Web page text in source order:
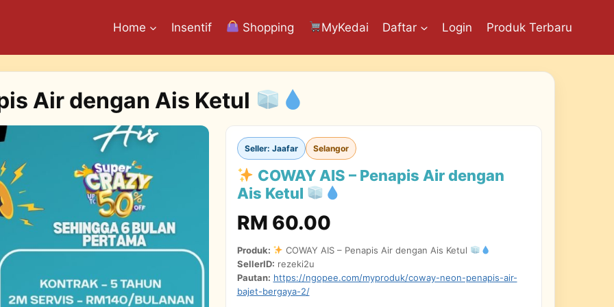
Home Insentif Shopping MyKedai Daftar Login Produk Terbaru
Air dengan Ais Ketul
Seller: Jaafar Selangor
COWAY AIS – Penapis Air dengan
Ais Ketul
RM 60.00
Produk:
COWAY AIS – Penapis Air dengan Ais Ketul
SellerID: rezeki2u
Pautan: https://ngopee.com/myproduk/coway-neon-penapis-air-
bajet-bergaya-2/